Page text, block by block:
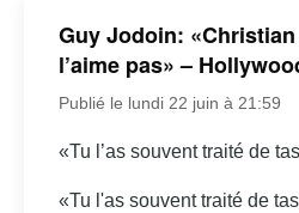
Guy Jodoin:
l’aime pas» –
Publié le lundi 22 juin à 21:59
«Tu l’as souvent traité de
«Tu l'as souvent traité de